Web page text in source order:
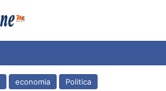
economia Politica